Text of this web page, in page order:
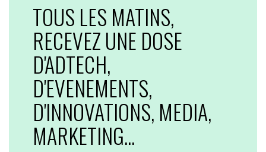
TOUS LES MATINS,
RECEVEZ UNE DOSE
D'ADTECH,
D'EVENEMENTS,
D'INNOVATIONS, MEDIA,
MARKETING...